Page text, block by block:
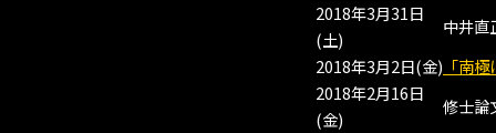
2018年3月31日
(土)
中井直
2018年3月2日(金) 「南
2018年2月16日
(金)
修士論